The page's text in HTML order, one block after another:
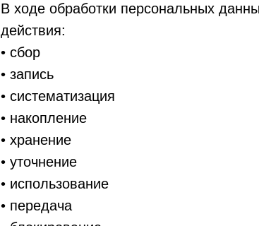
В ходе обработки персональных
действия:
• сбор
• запись
• систематизация
• накопление
• хранение
• уточнение
• использование
• передача